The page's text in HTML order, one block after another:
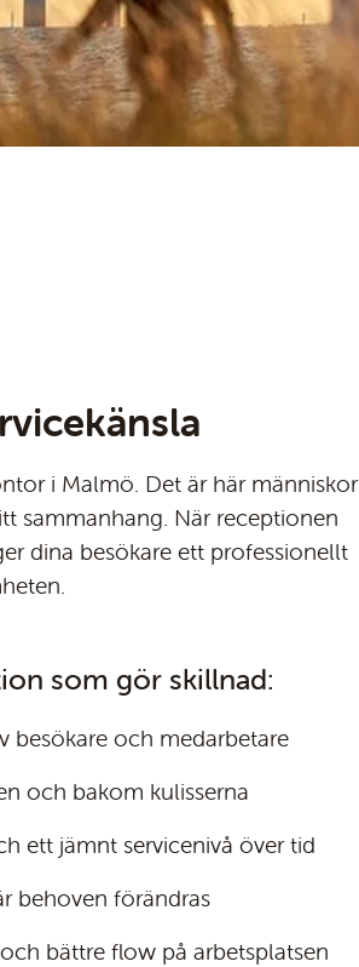
i Malmö. Det är här människor
sammanhang. När receptionen
dina besökare ett professionellt
som gör skillnad:
besökare och medarbetare
och bakom kulisserna
ett jämnt servicenivå över tid
behoven förändras
bättre flow på arbetsplatsen